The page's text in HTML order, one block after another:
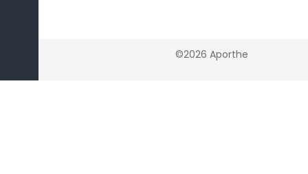
©2026 Aporthe